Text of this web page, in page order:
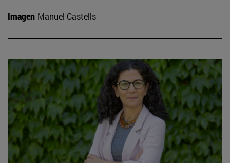
Imagen Manuel Castells